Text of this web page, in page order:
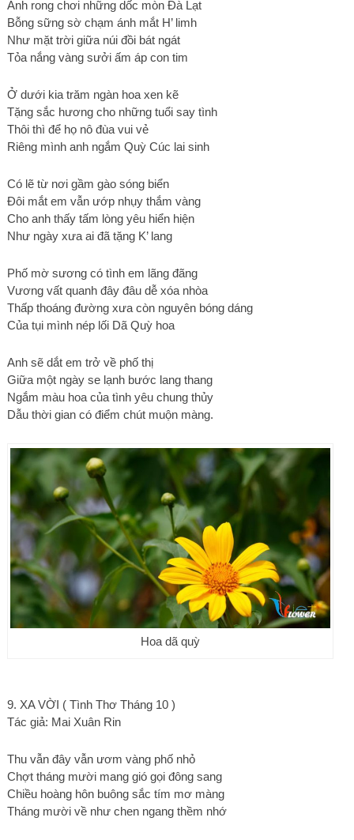
Anh rong chơi những dốc mòn Đà Lạt
Bỗng sững sờ chạm ánh mắt H’ limh
Như mặt trời giữa núi đồi bát ngát
Tỏa nắng vàng sưởi ấm áp con tim
Ở dưới kia trăm ngàn hoa xen kẽ
Tặng sắc hương cho những tuổi say tình
Thôi thì để họ nô đùa vui vẻ
Riêng mình anh ngắm Quỳ Cúc lai sinh
Có lẽ từ nơi gầm gào sóng biển
Đôi mắt em vẫn ướp nhụy thắm vàng
Cho anh thấy tấm lòng yêu hiển hiện
Như ngày xưa ai đã tặng K’ lang
Phố mờ sương có tình em lãng đãng
Vương vất quanh đây đâu dễ xóa nhòa
Thấp thoáng đường xưa còn nguyên bóng dáng
Của tụi mình nép lối Dã Quỳ hoa
Anh sẽ dắt em trở về phố thị
Giữa một ngày se lạnh bước lang thang
Ngắm màu hoa của tình yêu chung thủy
Dẫu thời gian có điểm chút muộn màng.
Hoa dã quỳ
9. XA VỜI ( Tình Thơ Tháng 10 )
Tác giả: Mai Xuân Rin
Thu vẫn đây vẫn ươm vàng phố nhỏ
Chợt tháng mười mang gió gọi đông sang
Chiều hoàng hôn buông sắc tím mơ màng
Tháng mười về như chen ngang thềm nhớ